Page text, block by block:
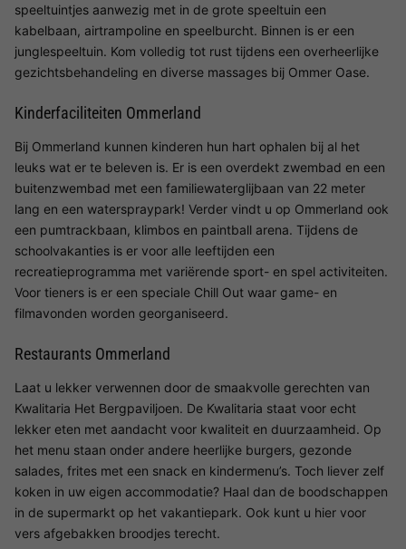
speeltuintjes aanwezig met in de grote speeltuin een
kabelbaan, airtrampoline en speelburcht. Binnen is er een
junglespeeltuin. Kom volledig tot rust tijdens een overheerlijke
gezichtsbehandeling en diverse massages bij Ommer Oase.
Kinderfaciliteiten Ommerland
Bij Ommerland kunnen kinderen hun hart ophalen bij al het
leuks wat er te beleven is. Er is een overdekt zwembad en een
buitenzwembad met een familiewaterglijbaan van 22 meter
lang en een waterspraypark! Verder vindt u op Ommerland ook
een pumtrackbaan, klimbos en paintball arena. Tijdens de
schoolvakanties is er voor alle leeftijden een
recreatieprogramma met variërende sport- en spel activiteiten.
Voor tieners is er een speciale Chill Out waar game- en
filmavonden worden georganiseerd.
Restaurants Ommerland
Laat u lekker verwennen door de smaakvolle gerechten van
Kwalitaria Het Bergpaviljoen. De Kwalitaria staat voor echt
lekker eten met aandacht voor kwaliteit en duurzaamheid. Op
het menu staan onder andere heerlijke burgers, gezonde
salades, frites met een snack en kindermenu’s. Toch liever zelf
koken in uw eigen accommodatie? Haal dan de boodschappen
in de supermarkt op het vakantiepark. Ook kunt u hier voor
vers afgebakken broodjes terecht.